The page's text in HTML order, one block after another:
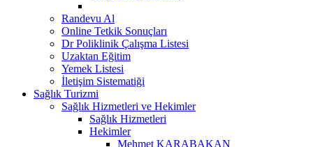
Randevu Al
Online Tetkik Sonuçları
Dr Poliklinik Çalışma Listesi
Uzaktan Eğitim
Yemek Listesi
İletişim Sistematiği
Sağlık Turizmi
Sağlık Hizmetleri ve Hekimler
Sağlık Hizmetleri
Hekimler
Mehmet KARABAKAN